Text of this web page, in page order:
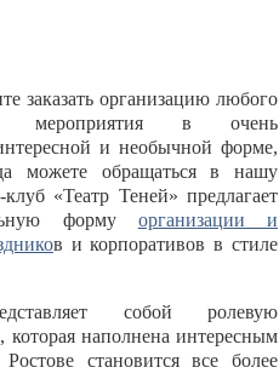
заказать организацию любого
мероприятия в очень
и необычной форме,
можете обращаться в нашу
«Театр Теней» предлагает
форму организации и
в и корпоративов в стиле
собой ролевую
которая наполнена интересным
становится все более